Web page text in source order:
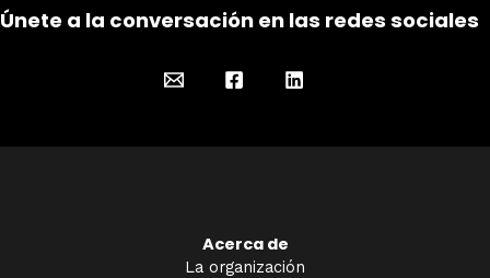
Únete a la conversación en las redes sociales
Acerca de
La organización